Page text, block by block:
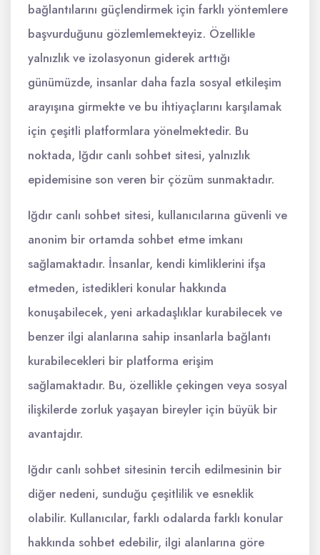
bağlantılarını güçlendirmek için farklı yöntemlere
başvurduğunu gözlemlemekteyiz. Özellikle
yalnızlık ve izolasyonun giderek arttığı
günümüzde, insanlar daha fazla sosyal etkileşim
arayışına girmekte ve bu ihtiyaçlarını karşılamak
için çeşitli platformlara yönelmektedir. Bu
noktada, Iğdır canlı sohbet sitesi, yalnızlık
epidemisine son veren bir çözüm sunmaktadır.
Iğdır canlı sohbet sitesi, kullanıcılarına güvenli ve
anonim bir ortamda sohbet etme imkanı
sağlamaktadır. İnsanlar, kendi kimliklerini ifşa
etmeden, istedikleri konular hakkında
konuşabilecek, yeni arkadaşlıklar kurabilecek ve
benzer ilgi alanlarına sahip insanlarla bağlantı
kurabilecekleri bir platforma erişim
sağlamaktadır. Bu, özellikle çekingen veya sosyal
ilişkilerde zorluk yaşayan bireyler için büyük bir
avantajdır.
Iğdır canlı sohbet sitesinin tercih edilmesinin bir
diğer nedeni, sunduğu çeşitlilik ve esneklik
olabilir. Kullanıcılar, farklı odalarda farklı konular
hakkında sohbet edebilir, ilgi alanlarına göre